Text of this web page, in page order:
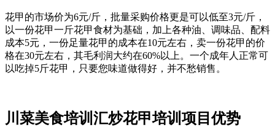
花甲的市场价为6元/斤，批量采购价格更是可以低至3元/斤，
以一份花甲一斤花甲食材为基础，加上各种油、调味品、配料
成本5元，一份足量花甲的成本在10元左右，卖一份花甲的价
格在30元左右，其毛利润大约在60%以上。一个成年人正常可
以吃掉5斤花甲，只要您味道做得好，并不愁销售。
川菜美食培训汇炒花甲培训项目优势